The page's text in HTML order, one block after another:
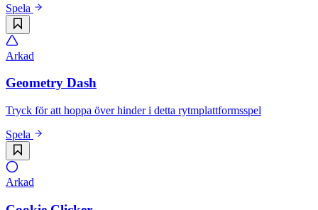
Spela
Arkad
Geometry Dash
Tryck för att hoppa över hinder i detta rytmplattformsspel
Spela
Arkad